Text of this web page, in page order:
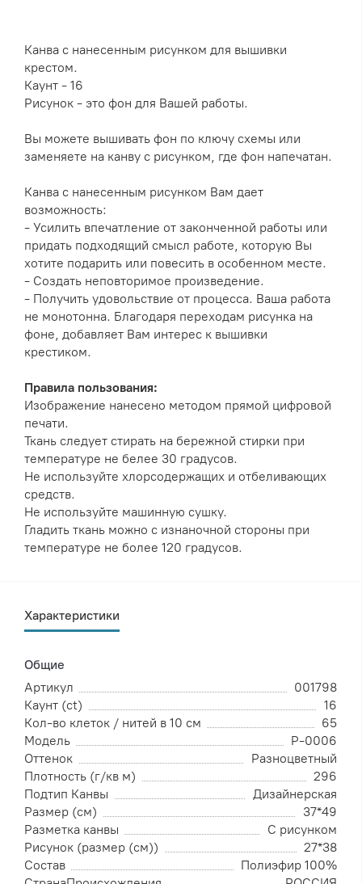
Канва с нанесенным рисунком для вышивки
крестом.
Каунт - 16
Рисунок - это фон для Вашей работы.
Вы можете вышивать фон по ключу схемы или
заменяете на канву с рисунком, где фон напечатан.
Канва с нанесенным рисунком Вам дает
возможность:
- Усилить впечатление от законченной работы или
придать подходящий смысл работе, которую Вы
хотите подарить или повесить в особенном месте.
- Создать неповторимое произведение.
- Получить удовольствие от процесса. Ваша работа
не монотонна. Благодаря переходам рисунка на
фоне, добавляет Вам интерес к вышивки
крестиком.
Правила пользования:
Изображение нанесено методом прямой цифровой
печати.
Ткань следует стирать на бережной стирки при
температуре не белее 30 градусов.
Не используйте хлорсодержащих и отбеливающих
средств.
Не используйте машинную сушку.
Гладить ткань можно с изнаночной стороны при
температуре не более 120 градусов.
Характеристики
Общие
Артикул
001798
Каунт (ct)
16
Кол-во клеток / нитей в 10 см
65
Модель
Р-0006
Оттенок
Разноцветный
Плотность (г/кв м)
296
Подтип Канвы
Дизайнерская
Размер (см)
37*49
Разметка канвы
С рисунком
Рисунок (размер (см))
27*38
Состав
Полиэфир 100%